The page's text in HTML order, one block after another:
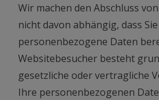
Wir machen den Abschluss
nicht davon abhängig, dass
personenbezogene Daten
Websitebesucher besteht
gesetzliche oder vertragliche
Ihre personenbezogenen